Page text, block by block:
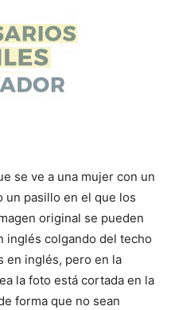
se ve a una mujer con un
pasillo en el que los
original se pueden
inglés colgando del techo
en inglés, pero en la
la foto está cortada en la
forma que no sean